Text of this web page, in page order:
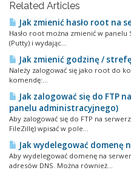
Related Articles
Jak zmienić hasło root na
Hasło root można zmienić w panelu
(Putty) i wydając...
Jak zmienić godzinę /
Należy zalogować się jako root do
komendę:...
Jak zalogować się do FTP
panelu administracyjnego)
Aby zalogować się do FTP na
FileZillę) wpisać w pole...
Jak wydelegować domenę
Aby wydelegować domenę na
adresów DNS. Można również...